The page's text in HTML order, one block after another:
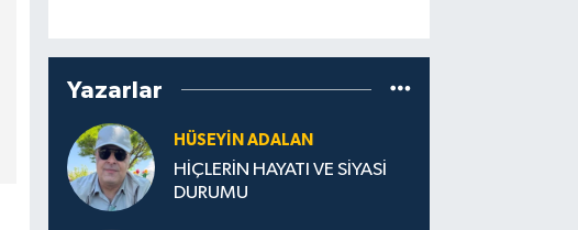
Yazarlar
HÜSEYIN ADALAN
HİÇLERİN HAYATI VE SİYASİ
DURUMU